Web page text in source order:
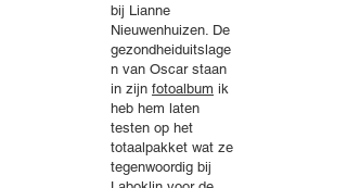
bij Lianne
Nieuwenhuizen. De
gezondheiduitslage
n van Oscar staan
in zijn fotoalbum ik
heb hem laten
testen op het
totaalpakket wat ze
tegenwoordig bij